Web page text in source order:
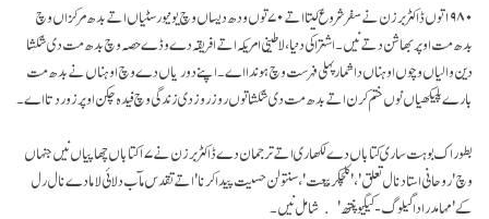
۱۹۸۰ توں ڈاکٹر برزن نے سفر شروع کیتا اتے ۷۰ توں ودھ دیساں وچ یونیورسٹیاں اتے بدھ مرکزاں وچ
بدھ مت اوپر بھاشن دتے نیں۔ اشتراکی دنیا، لاطینی امریکہ اتے افریقہ دے وڈے حصہ وچ بدھ مت دی شکشا
دین والیاں وچوں اوہناں دا شمار پہلی فہرست وچ ہوندا اے۔ اپنے دوریاں دے وچ اوہناں نے بدھ مت
بارے پلیکھیاں نوں ختم کرن اتے بدھ مت دی شکشا توں روز روز دی زندگی وچ فیدہ چکن اوپر زور دتا اے۔
بطور اک بوہت ساری کتاباں دے لکھاری اتے ترجمان دے ڈاکٹر برزن نے ۱۷ کتاباں چھاپیاں نیں جنہاں
وچ 'روحانی استاد نال تعلق' ، 'کلچکر بیعت'، سنتولن حسیت پیدا کرنا' اتے تقدس مآب دلائی لاما دے نال رل
کے 'مہا مدرا دا گیلوگ-کیگیو پنتھ' شامل نیں۔